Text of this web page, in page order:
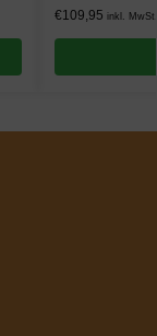
€109,95 inkl. MwSt.